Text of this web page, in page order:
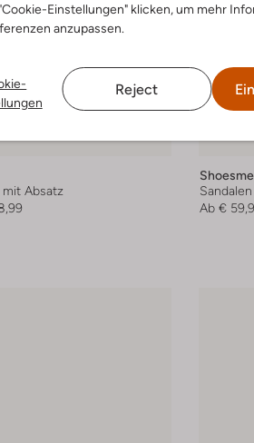
Einstellungen" klicken, um mehr
anzupassen.
Reject
Absatz
Shoesme
Sandalen
Ab €